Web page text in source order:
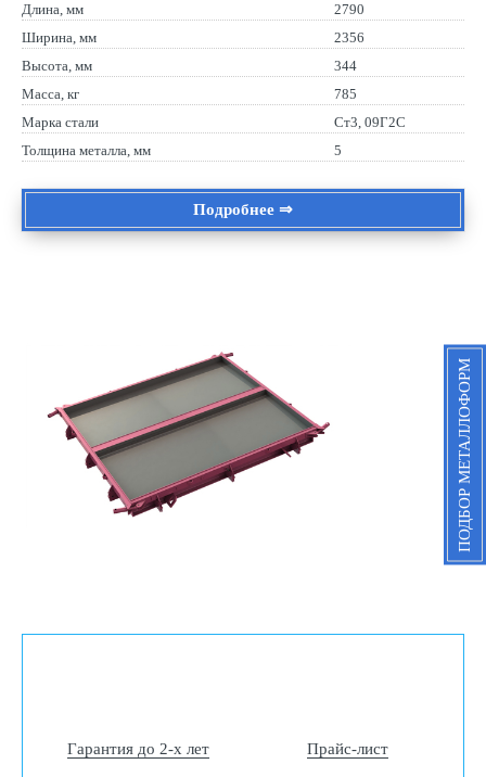
Длина, мм
2790
Ширина, мм
2356
Высота, мм
344
Масса, кг
785
Марка стали
Ст3, 09Г2С
Толщина металла, мм
5
Подробнее ⇒
Гарантия до 2-х лет Прайс-лист
ПОДБОР МЕТАЛЛОФОРМ